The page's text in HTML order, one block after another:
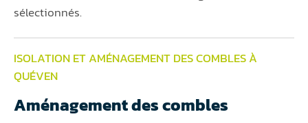
sélectionnés.
ISOLATION ET AMÉNAGEMENT DES COMBLES À
QUÉVEN
Aménagement des combles